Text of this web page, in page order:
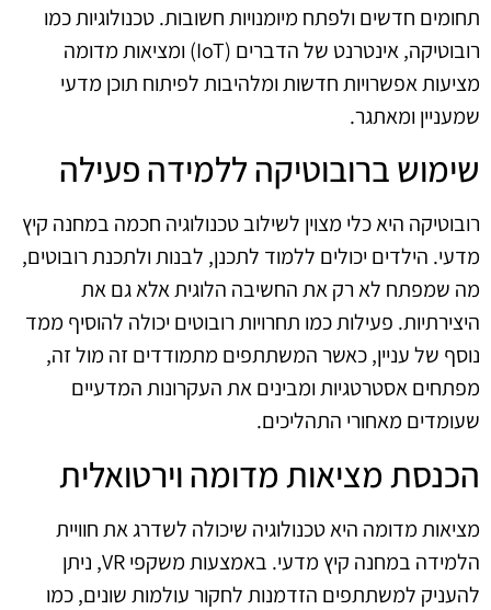
תחומים חדשים ולפתח מיומנויות חשובות. טכנולוגיות כמו
רובוטיקה, אינטרנט של הדברים (IoT) ומציאות מדומה
מציעות אפשרויות חדשות ומלהיבות לפיתוח תוכן מדעי
שמעניין ומאתגר.
שימוש ברובוטיקה ללמידה פעילה
רובוטיקה היא כלי מצוין לשילוב טכנולוגיה חכמה במחנה קיץ
מדעי. הילדים יכולים ללמוד לתכנן, לבנות ולתכנת רובוטים,
מה שמפתח לא רק את החשיבה הלוגית אלא גם את
היצירתיות. פעילות כמו תחרויות רובוטים יכולה להוסיף ממד
נוסף של עניין, כאשר המשתתפים מתמודדים זה מול זה,
מפתחים אסטרטגיות ומבינים את העקרונות המדעיים
שעומדים מאחורי התהליכים.
הכנסת מציאות מדומה וירטואלית
מציאות מדומה היא טכנולוגיה שיכולה לשדרג את חוויית
הלמידה במחנה קיץ מדעי. באמצעות משקפי VR, ניתן
להעניק למשתתפים הזדמנות לחקור עולמות שונים, כמו